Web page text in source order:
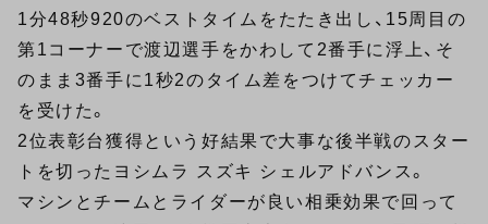
1分48秒920のベストタイムをたたき出し、15周目の
第1コーナーで渡辺選手をかわして2番手に浮上、そ
のまま3番手に1秒2のタイム差をつけてチェッカー
を受けた。
2位表彰台獲得という好結果で大事な後半戦のスター
トを切ったヨシムラ スズキ シェルアドバンス。
マシンとチームとライダーが良い相乗効果で回って